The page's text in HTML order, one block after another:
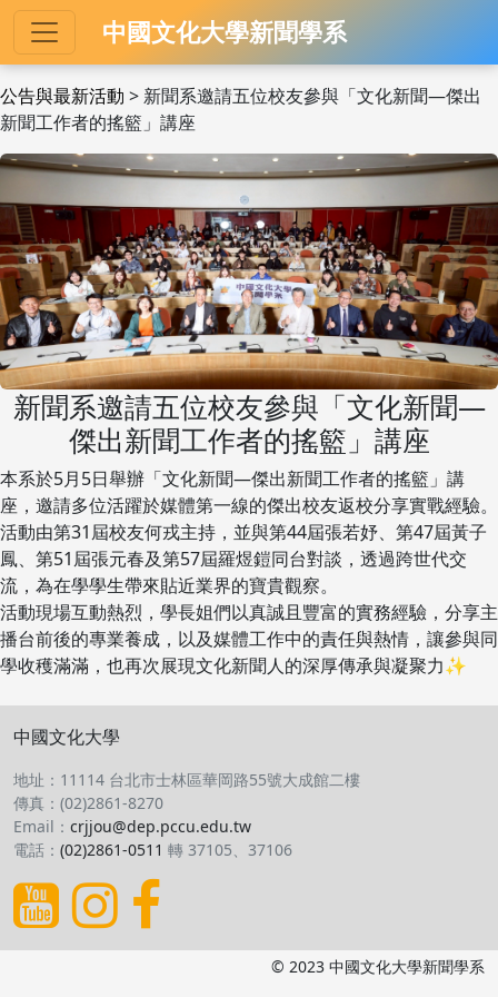
中國文化大學新聞學系
公告與最新活動 > 新聞系邀請五位校友參與「文化新聞—傑出
新聞工作者的搖籃」講座
新聞系邀請五位校友參與「文化新聞—
傑出新聞工作者的搖籃」講座
本系於5月5日舉辦「文化新聞—傑出新聞工作者的搖籃」講
座，邀請多位活躍於媒體第一線的傑出校友返校分享實戰經驗。
活動由第31屆校友何戎主持，並與第44屆張若妤、第47屆黃子
鳳、第51屆張元春及第57屆羅煜鎧同台對談，透過跨世代交
流，為在學學生帶來貼近業界的寶貴觀察。
活動現場互動熱烈，學長姐們以真誠且豐富的實務經驗，分享主
播台前後的專業養成，以及媒體工作中的責任與熱情，讓參與同
學收穫滿滿，也再次展現文化新聞人的深厚傳承與凝聚力✨
中國文化大學
地址：11114 台北市士林區華岡路55號大成館二樓
傳真：(02)2861-8270
Email： crjjou@dep.pccu.edu.tw
電話： (02)2861-0511 轉 37105、37106
© 2023 中國文化大學新聞學系